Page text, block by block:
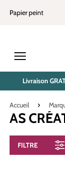
principal
Papier peint
Livraison
Accueil
AS
FILTRE